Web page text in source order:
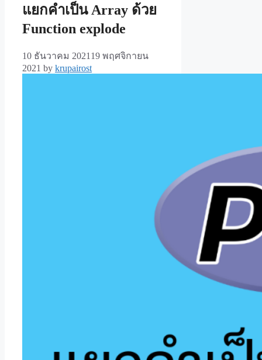
แยกคำเป็น Array ด้วย
Function explode
10 ธันวาคม 2021 19 พฤศจิกายน
2021 by krupairost